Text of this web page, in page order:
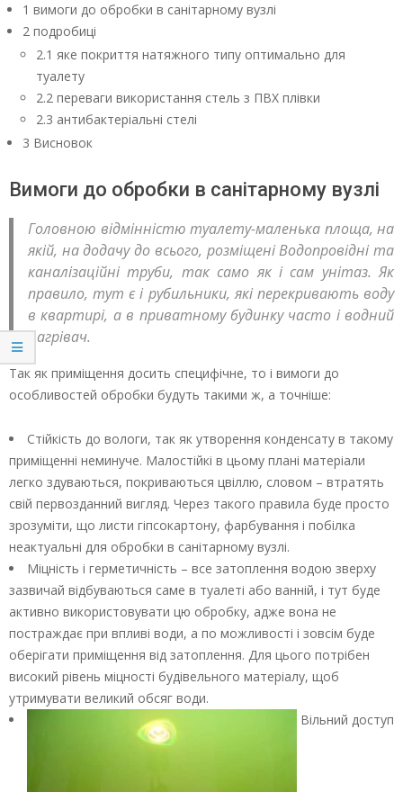
1 вимоги до обробки в санітарному вузлі
2 подробиці
2.1 яке покриття натяжного типу оптимально для
туалету
2.2 переваги використання стель з ПВХ плівки
2.3 антибактеріальні стелі
3 Висновок
Вимоги до обробки в санітарному вузлі
Головною відмінністю туалету-маленька площа, на
якій, на додачу до всього, розміщені Водопровідні та
каналізаційні труби, так само як і сам унітаз. Як
правило, тут є і рубильники, які перекривають воду
в квартирі, а в приватному будинку часто і водний
нагрівач.
Так як приміщення досить специфічне, то і вимоги до
особливостей обробки будуть такими ж, а точніше:
Стійкість до вологи, так як утворення конденсату в такому
приміщенні неминуче. Малостійкі в цьому плані матеріали
легко здуваються, покриваються цвіллю, словом – втратять
свій первозданний вигляд. Через такого правила буде просто
зрозуміти, що листи гіпсокартону, фарбування і побілка
неактуальні для обробки в санітарному вузлі.
Міцність і герметичність – все затоплення водою зверху
зазвичай відбуваються саме в туалеті або ванній, і тут буде
активно використовувати цю обробку, адже вона не
постраждає при впливі води, а по можливості і зовсім буде
оберігати приміщення від затоплення. Для цього потрібен
високий рівень міцності будівельного матеріалу, щоб
утримувати великий обсяг води.
Вільний доступ